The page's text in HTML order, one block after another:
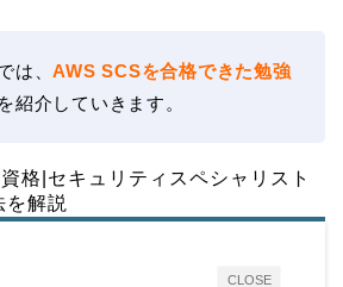
は、AWS SCSを合格できた勉強
紹介していきます。
格|セキュリティスペシャリスト
解説
CLOSE